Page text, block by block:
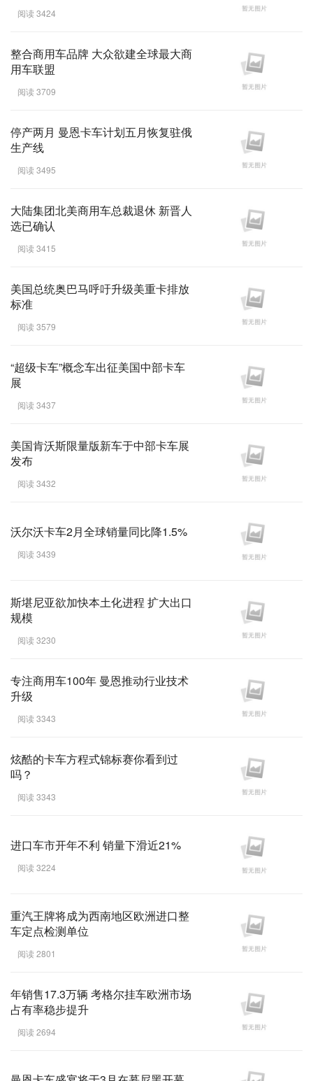
阅读 3424
整合商用车品牌 大众欲建全球最大商
用车联盟
阅读 3709
停产两月 曼恩卡车计划五月恢复驻俄
生产线
阅读 3495
大陆集团北美商用车总裁退休 新晋人
选已确认
阅读 3415
美国总统奥巴马呼吁升级美重卡排放
标准
阅读 3579
“超级卡车”概念车出征美国中部卡车
展
阅读 3437
美国肯沃斯限量版新车于中部卡车展
发布
阅读 3432
沃尔沃卡车2月全球销量同比降1.5%
阅读 3439
斯堪尼亚欲加快本土化进程 扩大出口
规模
阅读 3230
专注商用车100年 曼恩推动行业技术
升级
阅读 3343
炫酷的卡车方程式锦标赛你看到过
吗？
阅读 3343
进口车市开年不利 销量下滑近21%
阅读 3224
重汽王牌将成为西南地区欧洲进口整
车定点检测单位
阅读 2801
年销售17.3万辆 考格尔挂车欧洲市场
占有率稳步提升
阅读 2694